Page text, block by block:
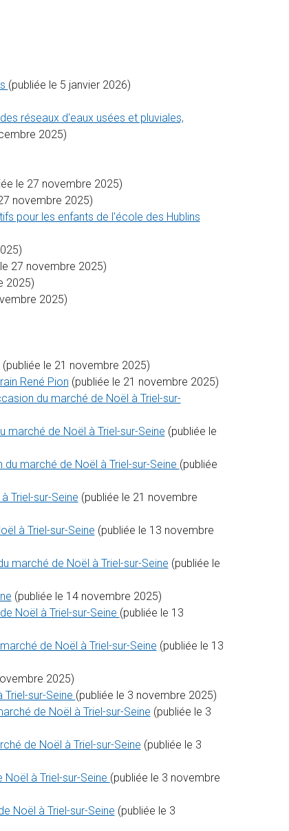
(publiée le 5 janvier 2026)
réseaux d'eaux usées et pluviales,
2025)
le 27 novembre 2025)
novembre 2025)
pour les enfants de l'école des Hublins
27 novembre 2025)
2025)
2025)
(publiée le 21 novembre 2025)
René Pion (publiée le 21 novembre 2025)
du marché de Noël à Triel-sur-
marché de Noël à Triel-sur-Seine (publiée le
marché de Noël à Triel-sur-Seine (publiée
Triel-sur-Seine (publiée le 21 novembre
à Triel-sur-Seine (publiée le 13 novembre
marché de Noël à Triel-sur-Seine (publiée le
(publiée le 14 novembre 2025)
Noël à Triel-sur-Seine (publiée le 13
de Noël à Triel-sur-Seine (publiée le 13
2025)
sur-Seine (publiée le 3 novembre 2025)
de Noël à Triel-sur-Seine (publiée le 3
de Noël à Triel-sur-Seine (publiée le 3
à Triel-sur-Seine (publiée le 3 novembre
Noël à Triel-sur-Seine (publiée le 3